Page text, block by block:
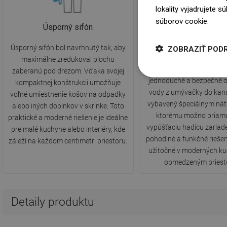
Úsporný sifón
Úsporný sifón bol navrhnutý tak, aby
maximálne zredukoval plochu
zaberanú pod drezom. Vďaka svojej
kompaktnej konštrukcii umožňuje
voľné umiestnenie košov na odpadky
alebo iných doplnkov v skrinke. Toto
praktické a moderné riešenie je ideálne
pre malé kuchyne alebo interiéry, kde
záleží na každom centimetri priestoru.
jednoduché a bezpečné
vody z umývačky do
vybavený špeciálnym
ktorému možno
vypúšťaciu hadicu
pohodlné a funkčné
užitočné v moderných
obmedzeným
Detaily produktu
lokality vyjadrujete
súborov cookie.
ZOBRAZIŤ